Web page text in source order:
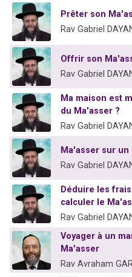
6 personnes
2 personnes
Il reste 49
Prêter son
Rav Gabriel
Offrir son
Rav Gabriel
Ma maison est
du Ma'asser ?
Rav Gabriel
Ma'asser sur
Rav Gabriel
Déduire les
calculer le
Rav Gabriel
Voyager à un
Ma'asser
Rav Avraham